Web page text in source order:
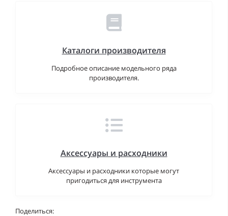
Каталоги производителя
Подробное описание модельного ряда
производителя.
Аксессуары и расходники
Аксессуары и расходники которые могут
пригодиться для инструмента
Поделиться: